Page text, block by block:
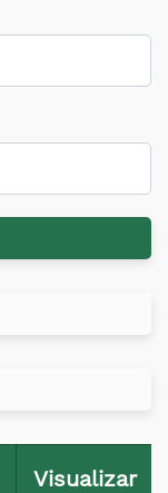
Visualizar